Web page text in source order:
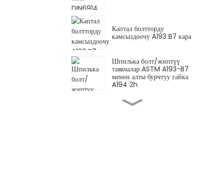
Каптал болтторду
камсыздоочу A193 B7 кара
Шпилька болт/жиптүү
таякчалар ASTM A193-B7
менен алты бурчтуу гайка
A194 2h